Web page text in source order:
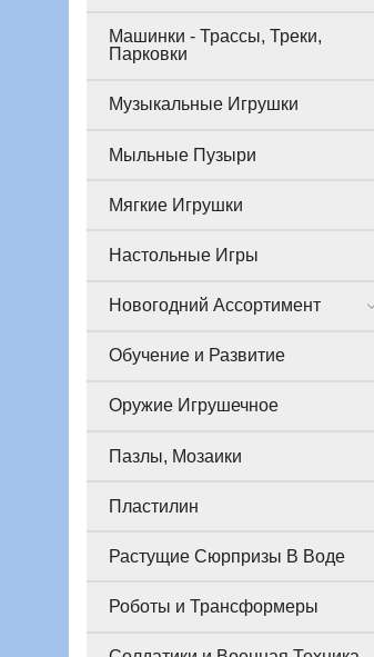
Машинки - Трассы, Треки,
Парковки
Музыкальные Игрушки
Мыльные Пузыри
Мягкие Игрушки
Настольные Игры
Новогодний Ассортимент
Обучение и Развитие
Оружие Игрушечное
Пазлы, Мозаики
Пластилин
Растущие Сюрпризы В Воде
Роботы и Трансформеры